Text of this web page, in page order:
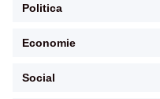
Politica
Economie
Social